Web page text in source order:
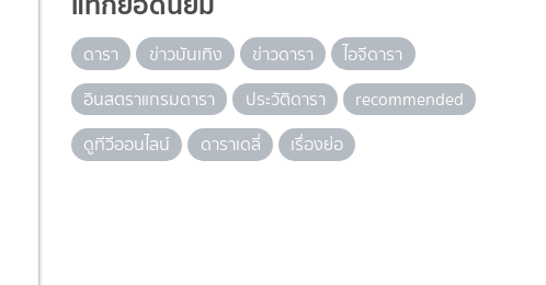
ดารา ข่าวบันเทิง ข่าวดารา
ไอจีดารา
อินสตราแกรมดารา
ประวัติดารา
recommended
ดูทีวีออนไลน์
ดาราเดลี่ เรื่องย่อ